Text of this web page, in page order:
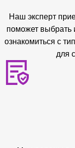
Наш эксперт
поможет
ознакомиться с
для